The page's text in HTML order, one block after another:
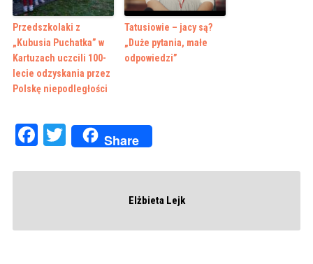
Przedszkolaki z
„Kubusia Puchatka” w
Kartuzach uczcili 100-
lecie odzyskania przez
Polskę niepodległości
Tatusiowie – jacy są?
„Duże pytania, małe
odpowiedzi”
Facebook
Twitter
Share
Elżbieta Lejk